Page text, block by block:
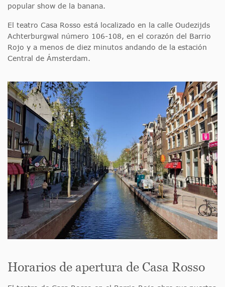
popular show de la banana.
El teatro Casa Rosso está localizado en la calle Oudezijds
Achterburgwal número 106-108, en el corazón del Barrio
Rojo y a menos de diez minutos andando de la estación
Central de Ámsterdam.
Horarios de apertura de Casa Rosso